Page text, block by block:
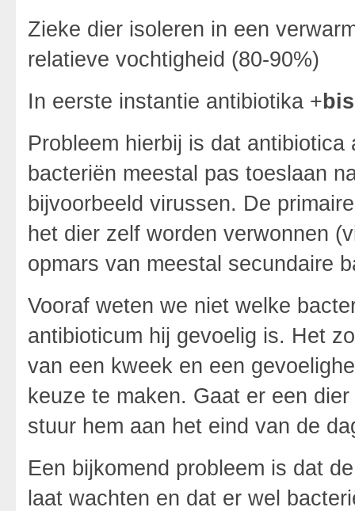
Zieke dier isoleren in een
relatieve vochtigheid (80-90%)
In eerste instantie antibiotika +
Probleem hierbij is dat
bacteriën meestal pas toeslaan
bijvoorbeeld virussen. De
het dier zelf worden verwonnen
opmars van meestal secundaire
Vooraf weten we niet welke
antibioticum hij gevoelig is. Het
van een kweek en een
keuze te maken. Gaat er een
stuur hem aan het eind van de
Een bijkomend probleem is dat
laat wachten en dat er wel